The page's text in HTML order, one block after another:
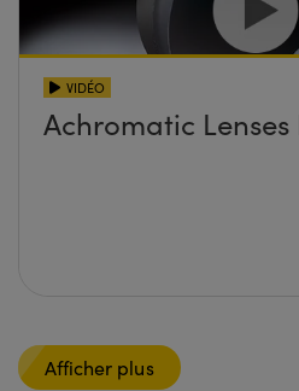
VIDÉO
Achromatic Lenses
Afficher plus